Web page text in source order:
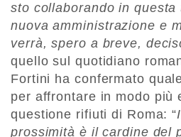
sto collaborando in
nuova amministrazione e
verrà, spero a breve,
quello sul quotidiano
Fortini ha confermato
per affrontare in modo più
questione rifiuti di Roma: “
prossimità è il cardine del